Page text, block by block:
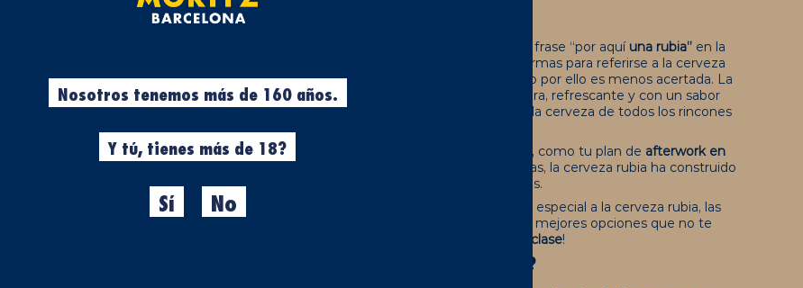
Seguro que has escuchado centenares de veces la frase “por aquí una rubia” en la
barra de tu bar de confianza y es que hay tantas formas para referirse a la cerveza
que esta nos puede parecer poco ortodoxa, pero no por ello es menos acertada. La
cerveza rubiaes la más consumida de España. Ligera, refrescante y con un sabor
suave, esta variedad ha conquistado a amantes de la cerveza de todos los rincones
Desde el clásico cañeo en las terrazas del Eixample, como tu plan de afterwork en
, hasta las cervezas artesanas más selectas, la cerveza rubia ha construido
un fortín en el corazón de los verdaderos cerveceros.
A lo largo de este artículo, te contaremos qué hace especial a la cerveza rubia, las
diferencias con la tostada, sus principales tipos y las mejores opciones que no te
es la más popu de su clase!
¿QUÉ TIENE DE ESPECIAL LA CERVEZA RUBIA?
Nosotros tenemos más de 160 años.
Y tú, tienes más de 18?
Sí No